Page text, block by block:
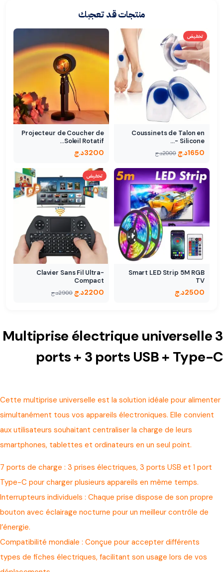
منتجات قد تعجبك
تخفيض
Coussinets de Talon en
Silicone -…
1650د.ج 2000د.ج
Projecteur de Coucher de
Soleil Rotatif…
3200د.ج
Smart LED Strip 5M RGB
TV
2500د.ج
تخفيض
Clavier Sans Fil Ultra-
Compact
2200د.ج 2900د.ج
Multiprise électrique universelle 3
ports + 3 ports USB + Type-C
Cette multiprise universelle est la solution idéale pour alimenter
simultanément tous vos appareils électroniques. Elle convient
aux utilisateurs souhaitant centraliser la charge de leurs
smartphones, tablettes et ordinateurs en un seul point.
7 ports de charge : 3 prises électriques, 3 ports USB et 1 port
Type-C pour charger plusieurs appareils en même temps.
Interrupteurs individuels : Chaque prise dispose de son propre
bouton avec éclairage nocturne pour un meilleur contrôle de
l’énergie.
Compatibilité mondiale : Conçue pour accepter différents
types de fiches électriques, facilitant son usage lors de vos